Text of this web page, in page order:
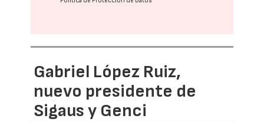
Gabriel López Ruiz,
nuevo presidente de
Sigaus y Genci